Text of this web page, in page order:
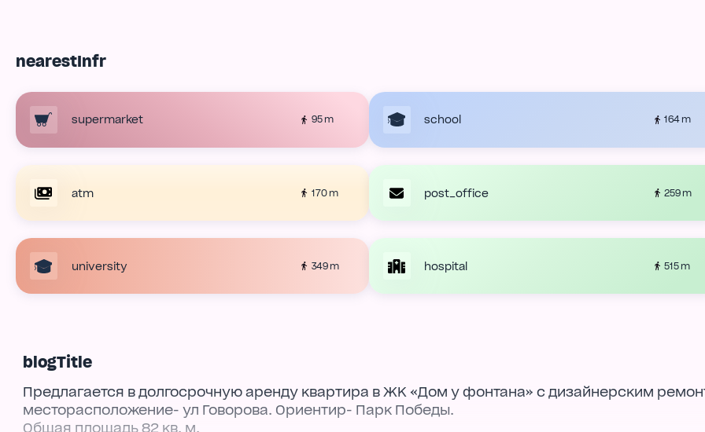
nearestInfr
supermarket 95 m school 164 m
atm 170 m post_office 259 m
university 349 m hospital 515 m
blogTitle
Предлагается в долгосрочную аренду квартира в ЖК «Дом у фонтана» с дизайнерским
месторасположение- ул Говорова. Ориентир- Парк Победы.
Общая площадь 82 кв. м.